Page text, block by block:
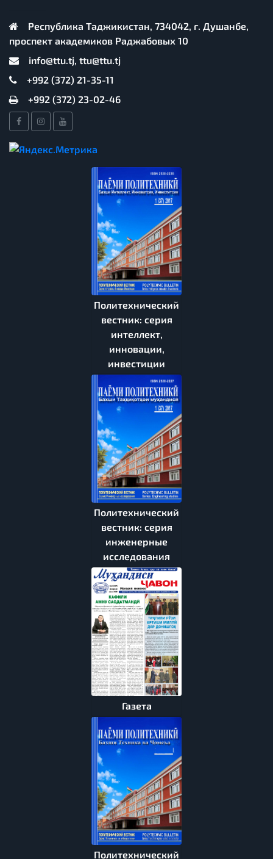
Республика Таджикистан, 734042, г. Душанбе,
проспект академиков Раджабовых 10
info@ttu.tj, ttu@ttu.tj
+992 (372) 21-35-11
+992 (372) 23-02-46
Политехнический
вестник: серия
интеллект,
инновации,
инвестиции
Политехнический
вестник: серия
инженерные
исследования
Газета
Политехнический